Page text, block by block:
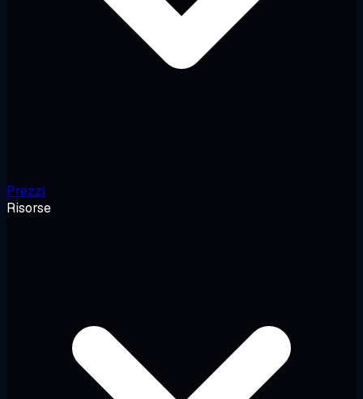
Prezzi
Risorse